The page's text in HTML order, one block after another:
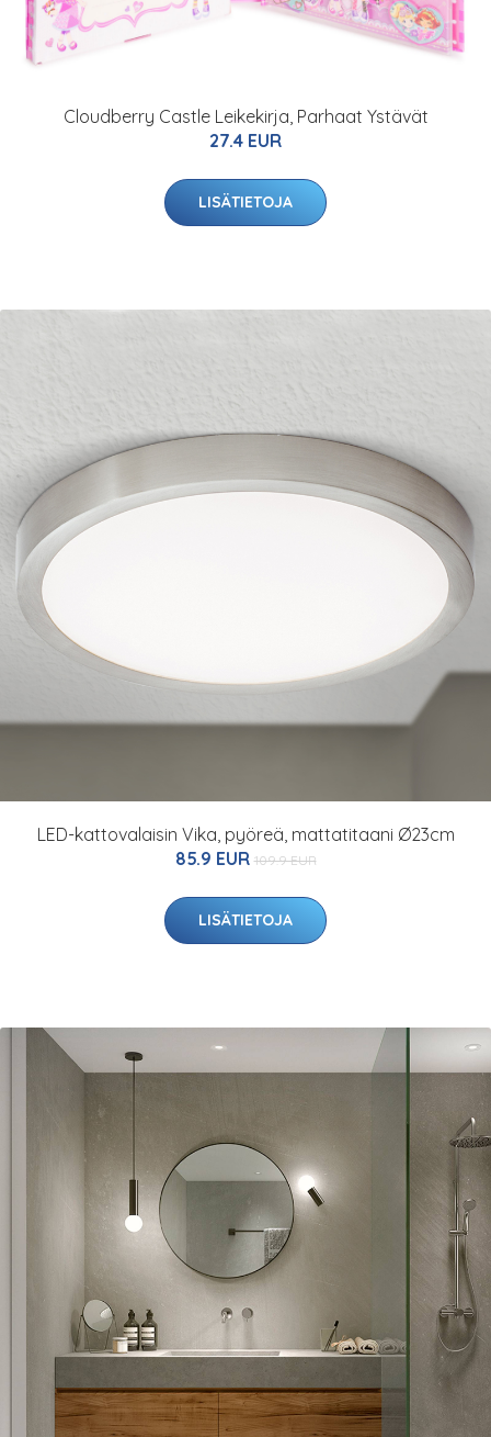
Cloudberry Castle Leikekirja, Parhaat Ystävät
27.4 EUR
LISÄTIETOJA
LED-kattovalaisin Vika, pyöreä, mattatitaani Ø23cm
85.9 EUR 109.9 EUR
LISÄTIETOJA